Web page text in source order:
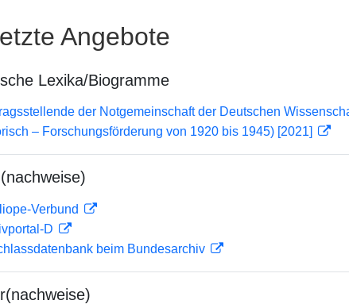
Angebote
Lexika/Biogramme
der Notgemeinschaft der Deutschen
– Forschungsförderung von 1920 bis 1945) [2021]
Verbund
D
beim Bundesarchiv